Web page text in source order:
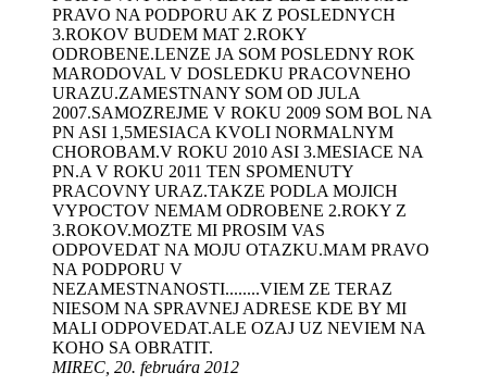
PRAVO NA PODPORU AK Z POSLEDNYCH
3.ROKOV BUDEM MAT 2.ROKY
ODROBENE.LENZE JA SOM POSLEDNY ROK
MARODOVAL V DOSLEDKU PRACOVNEHO
URAZU.ZAMESTNANY SOM OD JULA
2007.SAMOZREJME V ROKU 2009 SOM BOL NA
PN ASI 1,5MESIACA KVOLI NORMALNYM
CHOROBAM.V ROKU 2010 ASI 3.MESIACE NA
PN.A V ROKU 2011 TEN SPOMENUTY
PRACOVNY URAZ.TAKZE PODLA MOJICH
VYPOCTOV NEMAM ODROBENE 2.ROKY Z
3.ROKOV.MOZTE MI PROSIM VAS
ODPOVEDAT NA MOJU OTAZKU.MAM PRAVO
NA PODPORU V
NEZAMESTNANOSTI........VIEM ZE TERAZ
NIESOM NA SPRAVNEJ ADRESE KDE BY MI
MALI ODPOVEDAT.ALE OZAJ UZ NEVIEM NA
KOHO SA OBRATIT.
MIREC, 20. februára 2012